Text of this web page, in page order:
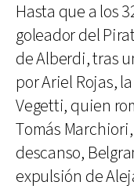
Hasta que a los
goleador del
de Alberdi, tras
por Ariel Rojas,
Vegetti, quien
Tomás
descanso,
expulsión de